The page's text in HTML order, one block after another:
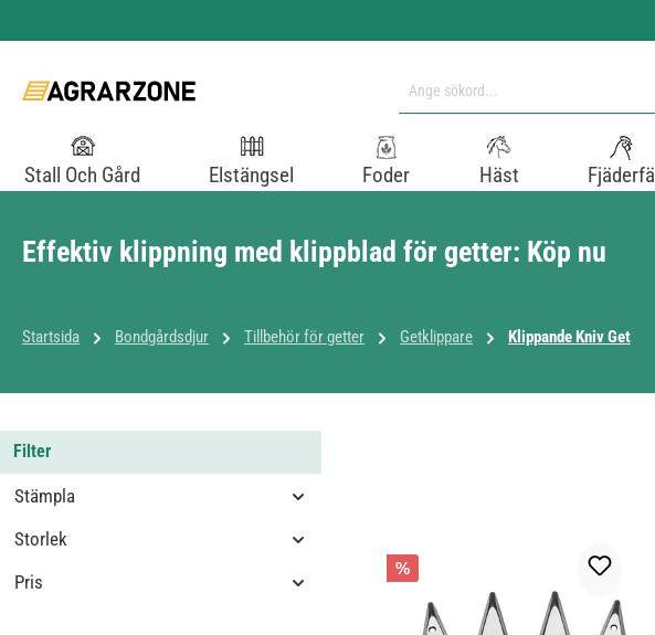
Stall Och Gård Elstängsel Foder Häst Fjäderfä
Effektiv klippning med klippblad för getter: Köp nu
Startsida Bondgårdsdjur Tillbehör för getter Getklippare Klippande Kniv Get
Filter
Stämpla
Storlek
Pris
%